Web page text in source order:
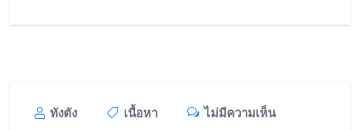
ทังตัง เนื้อหา ไม่มีความเห็น